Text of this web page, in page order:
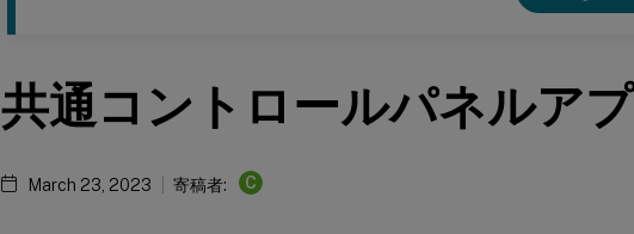
共通コントロールパネルア
March 23, 2023 寄稿者: C